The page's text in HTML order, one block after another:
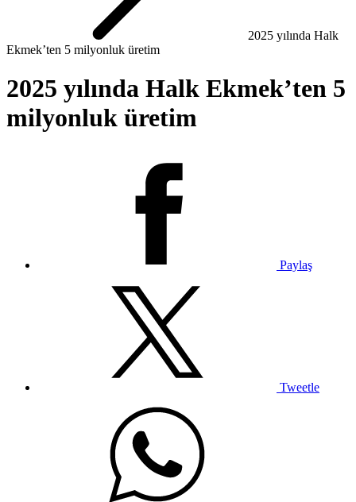
2025 yılında Halk
Ekmek’ten 5 milyonluk üretim
2025 yılında Halk Ekmek’ten 5
milyonluk üretim
Paylaş
Tweetle